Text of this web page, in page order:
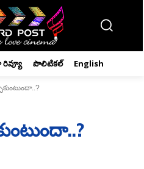
పొలిటికల్ English